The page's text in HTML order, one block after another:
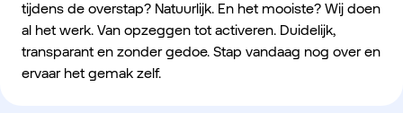
tijdens de overstap? Natuurlijk. En het mooiste? Wij doen
al het werk. Van opzeggen tot activeren. Duidelijk,
transparant en zonder gedoe. Stap vandaag nog over en
ervaar het gemak zelf.